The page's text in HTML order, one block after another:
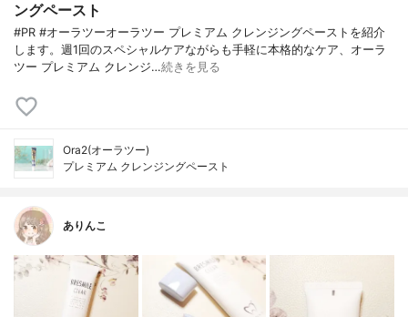
ングペースト
#PR #オーラツーオーラツー プレミアム クレンジングペーストを紹介
します。週1回のスペシャルケアながらも手軽に本格的なケア、オーラ
ツー プレミアム クレンジ…続きを見る
Ora2(オーラツー)
プレミアム クレンジングペースト
ありんこ